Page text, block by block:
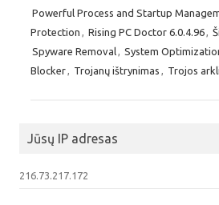
Powerful Process and Startup
Protection
Rising PC Doctor 6.0.4.96
Spyware Removal
System
Blocker
Trojanų ištrynimas Trojos
Jūsų IP adresas
216.73.217.172